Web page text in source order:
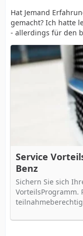
Hat Jemand
gemacht? Ich hatte
- allerdings für den
Service
Benz
Sichern Sie sich
VorteilsProgramm.